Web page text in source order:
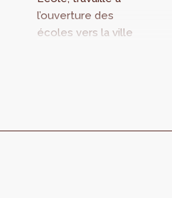
l’ouverture des
écoles vers la ville
appel à candidatures